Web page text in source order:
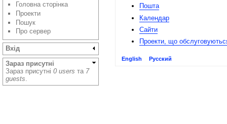
Головна сторінка
Проекти
Пошук
Про сервер
Вхід
Зараз присутні
Зараз присутні 0 users та 7
guests
Пошта
Календар
Сайти
Проекти, що
English Русский